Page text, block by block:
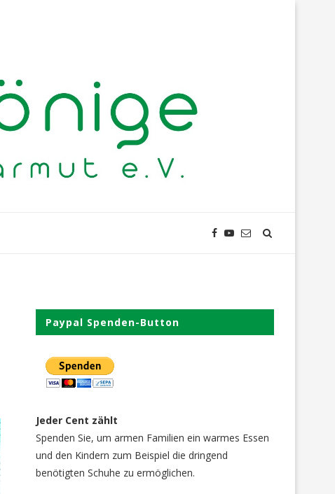
Paypal Spenden-Button
Jeder Cent zählt
Spenden Sie, um armen Familien ein warmes Essen
und den Kindern zum Beispiel die dringend
benötigten Schuhe zu ermöglichen.